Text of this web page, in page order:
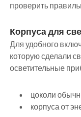
проверить
Корпуса для
Для удобного
которую сделали
осветительные
цоколи
корпуса от